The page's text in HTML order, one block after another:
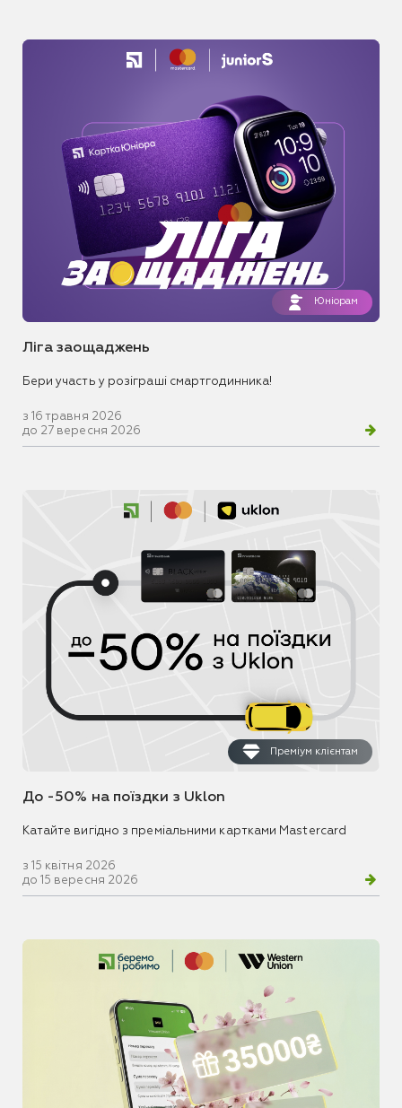
Юніорам
Ліга заощаджень
Бери участь у розіграші смартгодинника!
з 16 травня 2026
до 27 вересня 2026
Преміум клієнтам
До -50% на поїздки з Uklon
Катайте вигідно з преміальними картками Mastercard
з 15 квітня 2026
до 15 вересня 2026